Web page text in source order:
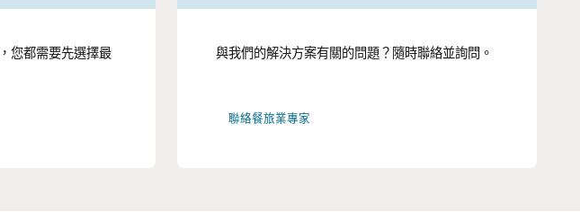
您都需要先選擇最
與我們的解決方案有關的問題？隨時聯絡並詢問。
聯絡餐旅業專家